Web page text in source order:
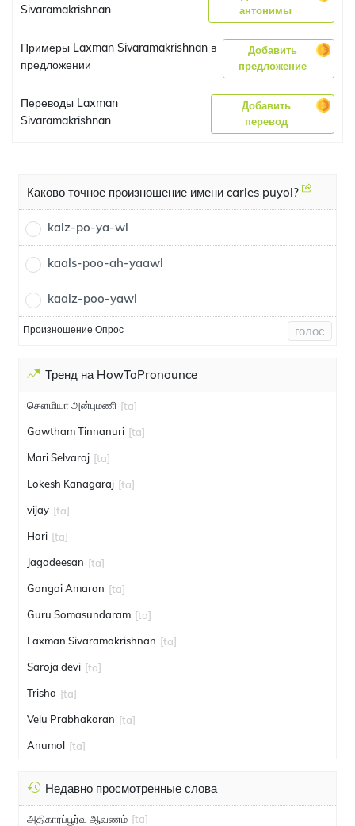
Sivaramakrishnan
антонимы
Примеры Laxman Sivaramakrishnan в
предложении
Добавить
предложение
Переводы Laxman
Sivaramakrishnan
Добавить
перевод
Каково точное произношение имени carles puyol?
kalz-po-ya-wl
kaals-poo-ah-yaawl
kaalz-poo-yawl
Произношение Опрос голос
Тренд на HowToPronounce
சௌமியா அன்புமணி [ta]
Gowtham Tinnanuri [ta]
Mari Selvaraj [ta]
Lokesh Kanagaraj [ta]
vijay [ta]
Hari [ta]
Jagadeesan [ta]
Gangai Amaran [ta]
Guru Somasundaram [ta]
Laxman Sivaramakrishnan [ta]
Saroja devi [ta]
Trisha [ta]
Velu Prabhakaran [ta]
Anumol [ta]
Недавно просмотренные слова
அதிகாரப்பூர்வ ஆவணம் [ta]